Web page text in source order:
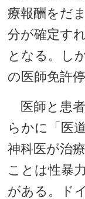
療報酬をだ
分が確定す
となる。し
の医師免許
医師と患
らかに「医
神科医が治
ことは性暴
がある。ド